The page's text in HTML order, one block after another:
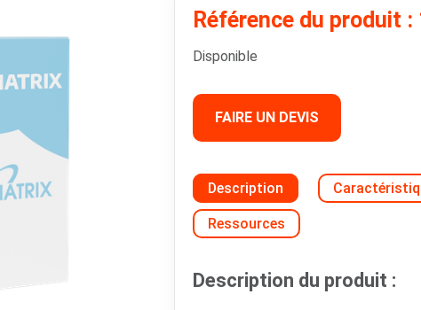
Référence du produit :
Disponible
FAIRE UN DEVIS
Description
Ressources
Description du produit :